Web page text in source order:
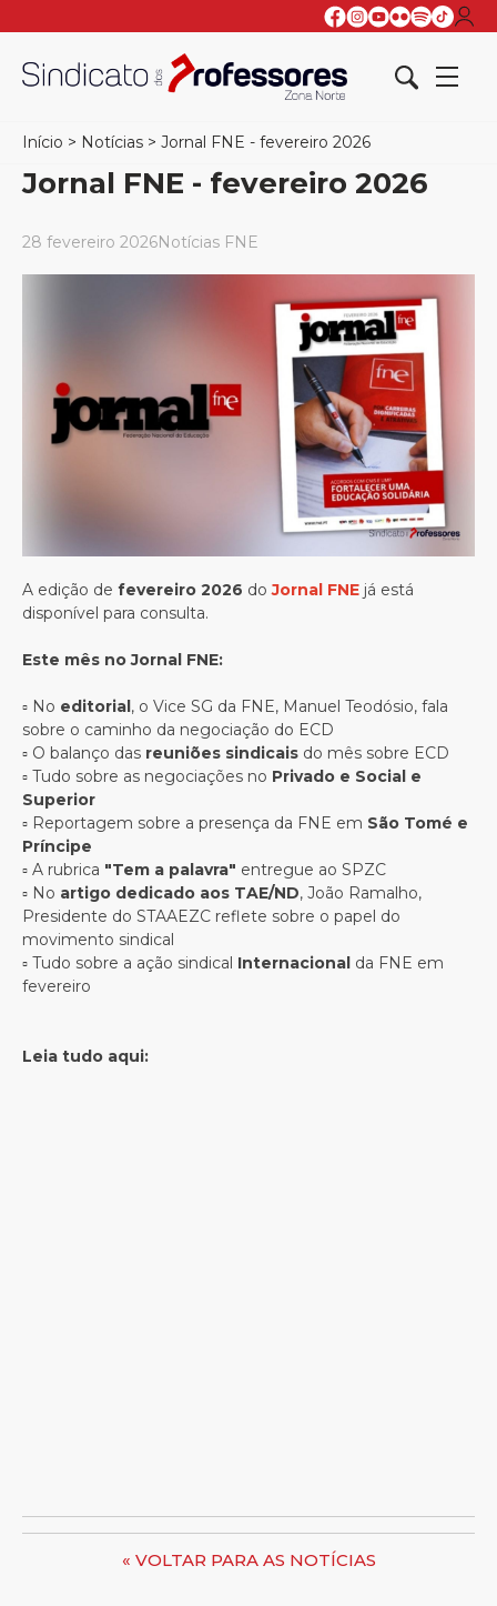
Início > Notícias > Jornal FNE - fevereiro 2026
Jornal FNE - fevereiro 2026
28 fevereiro 2026Notícias FNE
A edição de fevereiro 2026 doJornal FNE já está
disponível para consulta.
Este mês no Jornal FNE:
▫️ No editorial , o Vice SG da FNE, Manuel Teodósio, fala
sobre o caminho da negociação do ECD
▫️ O balanço das reuniões sindicais do mês sobre ECD
▫️ Tudo sobre as negociações no Privado e Social e
Superior
▫️ Reportagem sobre a presença da FNE em São Tomé e
Príncipe
▫️ A rubrica "Tem a palavra" entregue ao SPZC
▫️ No artigo dedicado aos TAE/ND, João Ramalho,
Presidente do STAAEZC reflete sobre o papel do
movimento sindical
▫️ Tudo sobre a ação sindical Internacional da FNE em
fevereiro
Leia tudo aqui:
« VOLTAR PARA AS NOTÍCIAS